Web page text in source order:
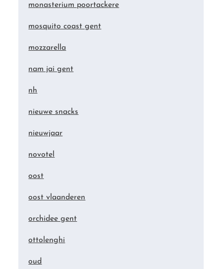
monasterium poortackere
mosquito coast gent
mozzarella
nam jai gent
nh
nieuwe snacks
nieuwjaar
novotel
oost
oost vlaanderen
orchidee gent
ottolenghi
oud